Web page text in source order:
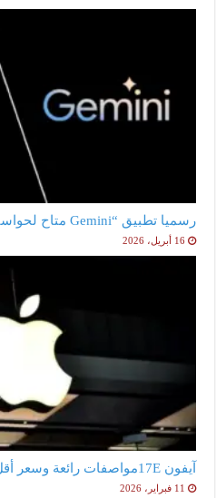
رسميا تطبيق “Gemini متاح لحواسيب “ماك”
16 أبريل، 2026
آيفون 17Eمواصفات رائعة وسعر أقل
11 فبراير، 2026